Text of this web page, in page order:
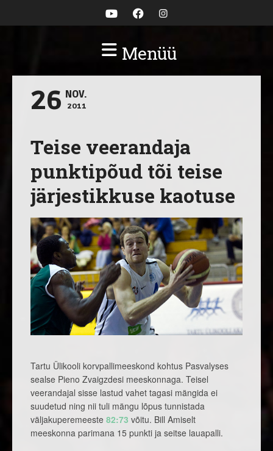
Menüü
26 NOV.
2011
Teise veerandaja
punktipõud tõi teise
järjestikkuse kaotuse
Tartu Ülikooli korvpallimeeskond kohtus Pasvalyses
sealse Pieno Zvaigzdesi meeskonnaga. Teisel
veerandajal sisse lastud vahet tagasi mängida ei
suudetud ning nii tuli mängu lõpus tunnistada
väljakuperemeeste 82:73 võitu. Bill Amiselt
meeskonna parimana 15 punkti ja seitse lauapalli.